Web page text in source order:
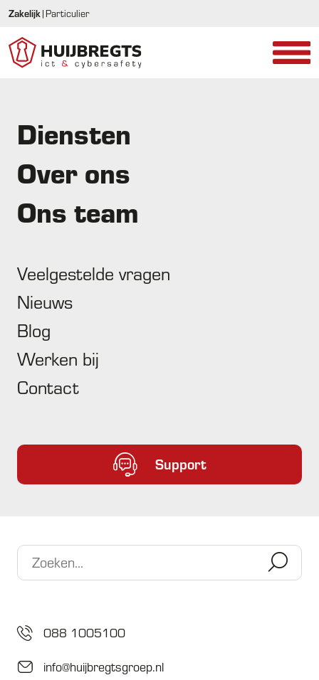
Zakelijk|Particulier
Diensten
Over ons
Ons team
Veelgestelde vragen
Nieuws
Blog
Werken bij
Contact
Support
088 1005100
info@huijbregtsgroep.nl
Toegangscontrole
handen
Laagdrempelig Inzichtelijk
Geheel ontzorgt in ICT & cybersafety